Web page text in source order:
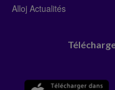
Alloj Actualités